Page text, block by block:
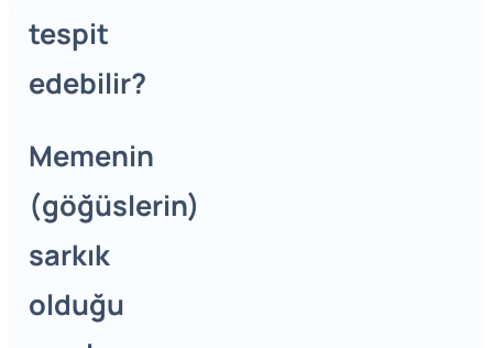
tespit
edebilir?
Memenin
(göğüslerin)
sarkık
olduğu